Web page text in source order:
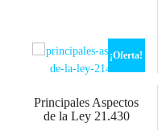
¡Oferta!
Principales Aspectos
de la Ley 21.430